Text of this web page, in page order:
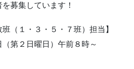
募集しています！
（１・３・５・７班）担当】
第２日曜日）午前８時～